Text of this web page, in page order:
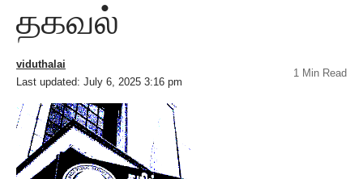
தகவல்
Last updated: July 6, 2025 3:16 pm
viduthalai
1 Min Read